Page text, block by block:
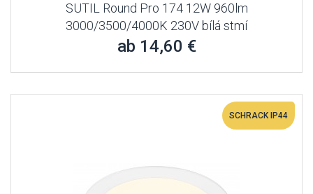
SUTIL Round Pro 174 12W 960lm
3000/3500/4000K 230V bílá stmí
ab 14,60 €
SCHRACK IP44